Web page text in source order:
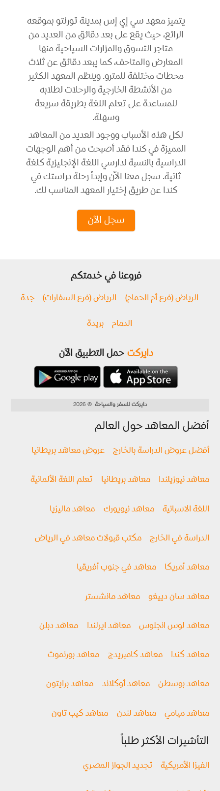
يتميز معهد سي إي إس بمدينة تورنتو بموقعه
الرائع، حيث يقع على بعد دقائق من العديد من
متاجر التسوق والمزارات السياحية منها
المعارض والمتاحف، كما يبعد دقائق عن ثلاث
محطات مختلفة للمترو. وينظم المعهد الكثير
من الأنشطة الخارجية والرحلات لطلابه
للمساعدة على تعلم اللغة بطريقة سريعة
وسهلة.
لكل هذه الأسباب ووجود العديد من المعاهد
المميزة في كندا فقد أصبحت من أهم الوجهات
الدراسية بالنسبة لدارسي اللغة الإنجليزية كلغة
ثانية. سجل معنا الاّن وإبدأ رحلة دراستك في
كندا عن طريق إختيار المعهد المناسب لك.
سجل الآن
فروعنا في خدمتكم
الرياض (فرع أم الحمام) الرياض (فرع السفارات) جدة
الدمام بريدة
دايركتحمل التطبيق الآن
دايركت للسفر والسياحة © 2026
أفضل المعاهد حول العالم
أفضل عروض الدراسة بالخارج عروض معاهد بريطانيا
معاهد نيوزيلندا معاهد بريطانيا تعلم اللغة الألمانية
اللغة الاسبانية معاهد نيويورك معاهد ماليزيا
الدراسة في الخارج مكتب قبولات معاهد في الرياض
معاهد أمريكا معاهد في جنوب أفريقيا
معاهد سان دييغو معاهد مانشستر
معاهد لوس انجلوس معاهد ايرلندا معاهد دبلن
معاهد كندا معاهد كامبريدج معاهد بورنموث
معاهد بوسطن معاهد أوكلاند معاهد برايتون
معاهد ميامي معاهد لندن معاهد كيب تاون
التأشيرات الأكثر طلباً
الفيزا الأمريكية تجديد الجواز المصري